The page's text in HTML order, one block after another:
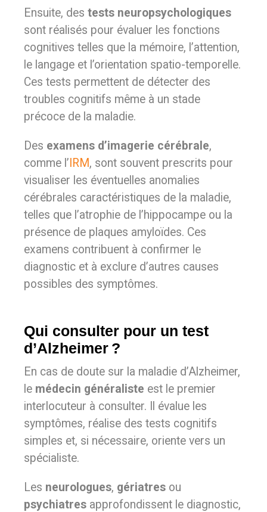
Ensuite, des tests neuropsychologiques
sont réalisés pour évaluer les fonctions
cognitives telles que la mémoire, l’attention,
le langage et l’orientation spatio-temporelle.
Ces tests permettent de détecter des
troubles cognitifs même à un stade
précoce de la maladie.
Des examens d’imagerie cérébrale,
comme l’ IRM, sont souvent prescrits pour
visualiser les éventuelles anomalies
cérébrales caractéristiques de la maladie,
telles que l’atrophie de l’hippocampe ou la
présence de plaques amyloïdes. Ces
examens contribuent à confirmer le
diagnostic et à exclure d’autres causes
possibles des symptômes.
Qui consulter pour un test
d’Alzheimer ?
En cas de doute sur la maladie d’Alzheimer,
le médecin généraliste est le premier
interlocuteur à consulter. Il évalue les
symptômes, réalise des tests cognitifs
simples et, si nécessaire, oriente vers un
spécialiste.
Les neurologues, gériatres ou
psychiatres approfondissent le diagnostic,